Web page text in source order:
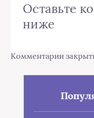
Оставьте
ниже
Комментарии